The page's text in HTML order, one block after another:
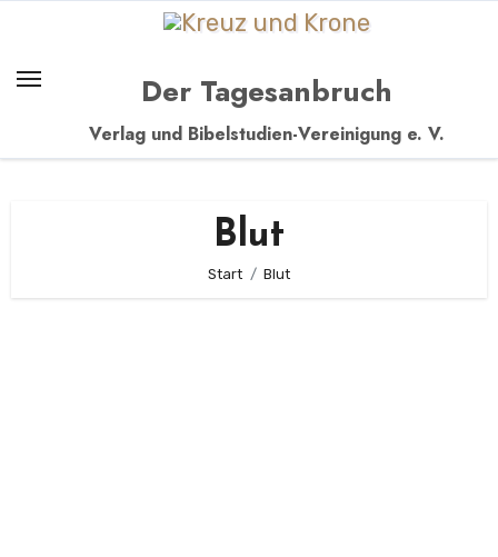
springen
Der Tagesanbruch
Verlag und Bibelstudien-Vereinigung e. V.
Blut
Start Blut